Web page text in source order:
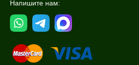
Напишите нам: